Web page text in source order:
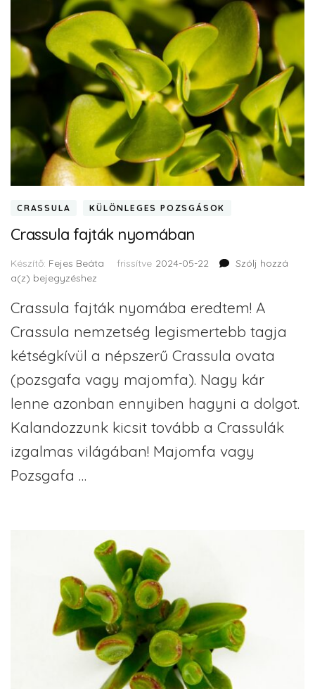
CRASSULA KÜLÖNLEGES POZSGÁSOK
Crassula fajták nyomában
Készítő: Fejes Beáta frissítve 2024-05-22
Szólj hozzá
a(z) bejegyzéshez
Crassula fajták nyomába eredtem! A
Crassula nemzetség legismertebb tagja
kétségkívül a népszerű Crassula ovata
(pozsgafa vagy majomfa). Nagy kár
lenne azonban ennyiben hagyni a dolgot.
Kalandozzunk kicsit tovább a Crassulák
izgalmas világában! Majomfa vagy
Pozsgafa …